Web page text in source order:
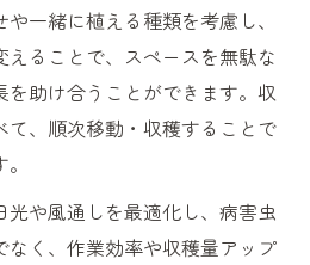
一緒に植える種類を考慮し、
ることで、スペースを無駄な
を助け合うことができます。収
、順次移動・収穫することで
や風通しを最適化し、病害虫
なく、作業効率や収穫量アップ